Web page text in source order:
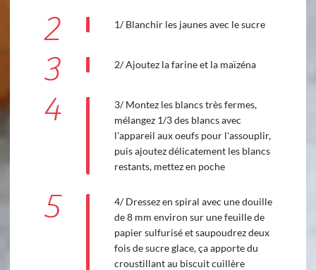
2 1/ Blanchir les jaunes avec le sucre
3 2/ Ajoutez la farine et la maïzéna
4
3/ Montez les blancs très fermes,
mélangez 1/3 des blancs avec
l'appareil aux oeufs pour l'assouplir,
puis ajoutez délicatement les blancs
restants, mettez en poche
5
4/ Dressez en spiral avec une douille
de 8 mm environ sur une feuille de
papier sulfurisé et saupoudrez deux
fois de sucre glace, ça apporte du
croustillant au biscuit cuillère